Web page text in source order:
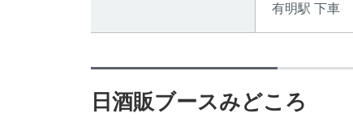
有明駅 下車
日酒販ブースみどころ